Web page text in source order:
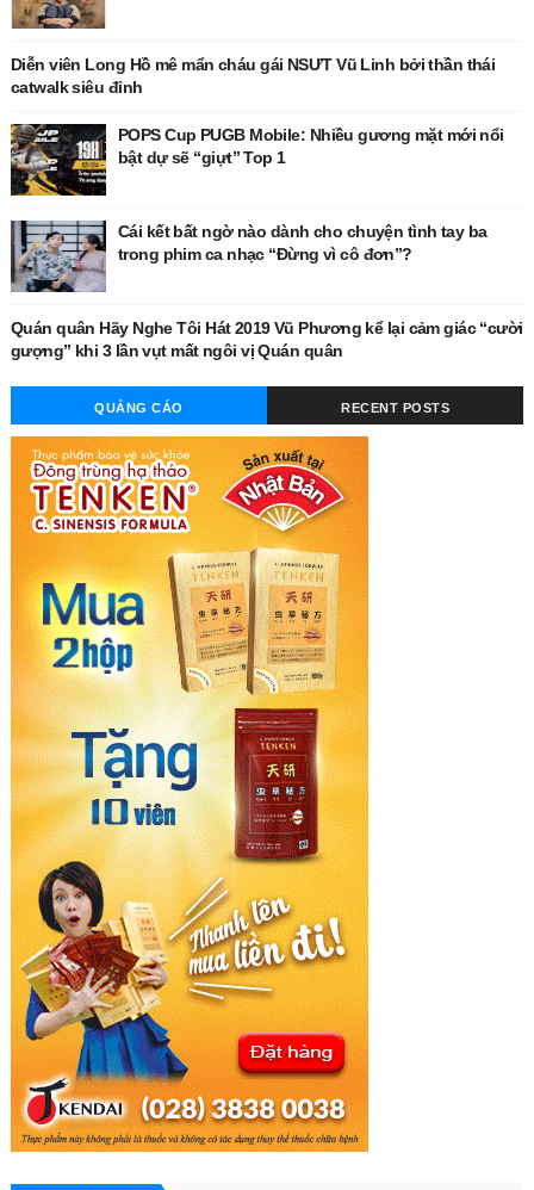
Diễn viên Long Hồ mê mẩn cháu gái NSƯT Vũ Linh bởi thần thái
catwalk siêu đỉnh
POPS Cup PUGB Mobile: Nhiều gương mặt mới nổi
bật dự sẽ “giựt” Top 1
Cái kết bất ngờ nào dành cho chuyện tình tay ba
trong phim ca nhạc “Đừng vì cô đơn”?
Quán quân Hãy Nghe Tôi Hát 2019 Vũ Phương kể lại cảm giác “cười
gượng” khi 3 lần vụt mất ngôi vị Quán quân
QUẢNG CÁO RECENT POSTS